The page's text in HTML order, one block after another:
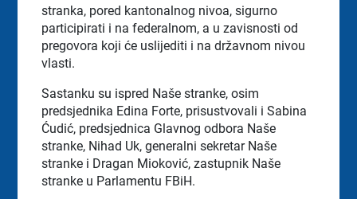
stranka, pored kantonalnog nivoa, sigurno
participirati i na federalnom, a u zavisnosti od
pregovora koji će uslijediti i na državnom nivou
vlasti.
Sastanku su ispred Naše stranke, osim
predsjednika Edina Forte, prisustvovali i Sabina
Ćudić, predsjednica Glavnog odbora Naše
stranke, Nihad Uk, generalni sekretar Naše
stranke i Dragan Mioković, zastupnik Naše
stranke u Parlamentu FBiH.